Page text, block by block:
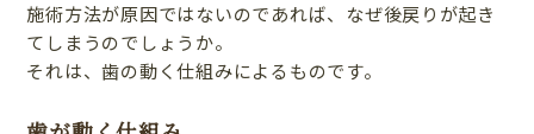
施術方法が原因ではないのであれば、なぜ後戻りが起き
てしまうのでしょうか。
それは、歯の動く仕組みによるものです。